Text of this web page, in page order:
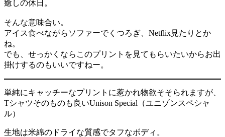
癒しの休日。
そんな意味合い。
アイス食べながらソファーでくつろぎ、Netflix見たりとか
ね。
でも、せっかくならこのプリントを見てもらいたいからお出
掛けするのもいいですねー。
単純にキャッチーなプリントに惹かれ物欲そそられますが、
Tシャツそのものも良いUnison Special（ユニゾンスペシャ
ル）
生地は米綿のドライな質感でタフなボディ。